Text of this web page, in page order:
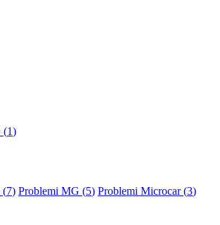
(1)
(7) Problemi MG (5) Problemi Microcar (3)